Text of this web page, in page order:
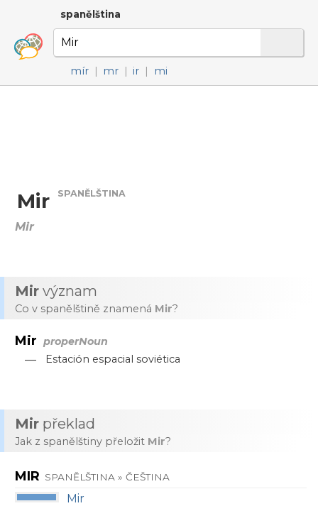
spanělština
mír | mr | ir | mi
Mir SPANĚLŠTINA
Mir
Mir význam
Co v spanělštině znamená Mir?
Mir properNoun
— Estación espacial soviética
Mir překlad
Jak z spanělštiny přeložit Mir?
MIR SPANĚLŠTINA » ČEŠTINA
Mir